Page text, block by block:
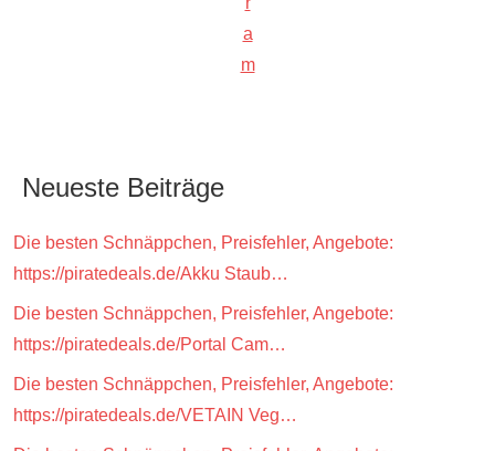
a
m
Neueste Beiträge
Die besten Schnäppchen, Preisfehler, Angebote:
https://piratedeals.de/Akku Staub…
Die besten Schnäppchen, Preisfehler, Angebote:
https://piratedeals.de/Portal Cam…
Die besten Schnäppchen, Preisfehler, Angebote:
https://piratedeals.de/VETAIN Veg…